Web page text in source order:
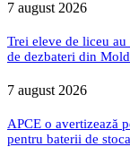
7 august 2026
Trei eleve de liceu
de dezbateri din
7 august 2026
APCE o avertizează
pentru baterii de